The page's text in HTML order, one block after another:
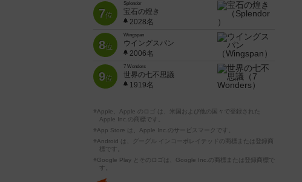
7位
Splendor
宝石の煌き
2028名
8位
Wingspan
ウイングスパン
2006名
9位
7 Wonders
世界の七不思議
1919名
※Apple、Apple のロゴ は、米国および他の国々で登録された
Apple Inc.の商標です。
※App Store は、Apple Inc.のサービスマークです。
※Android は、グーグル インコーポレイテッドの商標または登録商
標です。
※Google Play とそのロゴは、Google Inc.の商標または登録商標で
す。